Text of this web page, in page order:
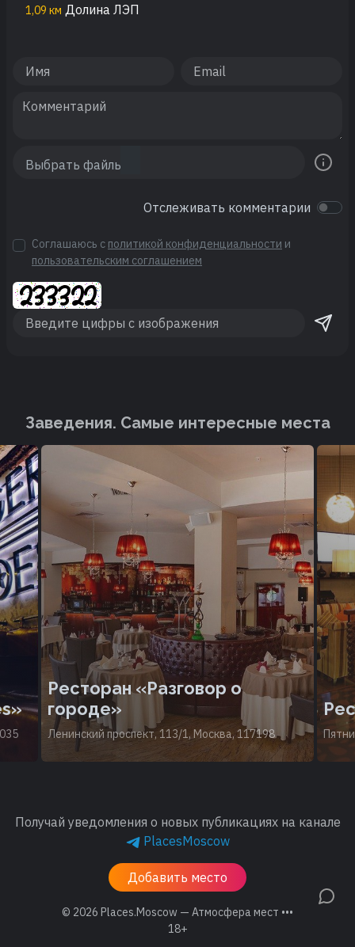
1,09 км Долина ЛЭП
Отслеживать комментарии
Соглашаюсь с политикой конфиденциальности и
пользовательским соглашением
Заведения. Cамые интересные места
Ресторан «Разговор о
городе»
Ленинский проспект, 113/1, Москва, 117198
Получай уведомления о новых публикациях на канале
PlacesMoscow
Добавить место
© 2026 Places.Moscow — Атмосфера мест •••
18+